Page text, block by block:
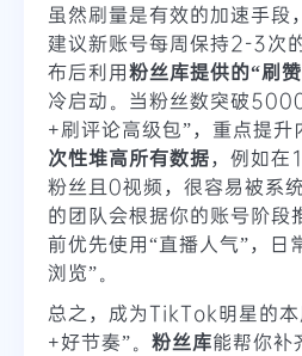
虽然刷量是有效的加速手段
建议新账号每周保持2-3次
布后利用粉丝库提供的“刷
冷启动。当粉丝数突破
+刷评论高级包”，重点提升
次性堆高所有数据，例如
粉丝且0视频，很容易被系
的团队会根据你的账号阶段
前优先使用“直播人气”，日
浏览”。
总之，成为TikTok明星的
+好节奏”。 粉丝库能帮你补